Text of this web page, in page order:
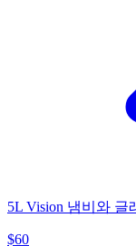
5L Vision 냄비와 글
$60